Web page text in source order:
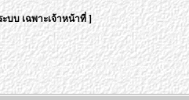
ะบบ เฉพาะเจ้าหน้าที่]